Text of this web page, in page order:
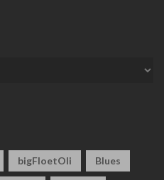
bigFloetOli Blues